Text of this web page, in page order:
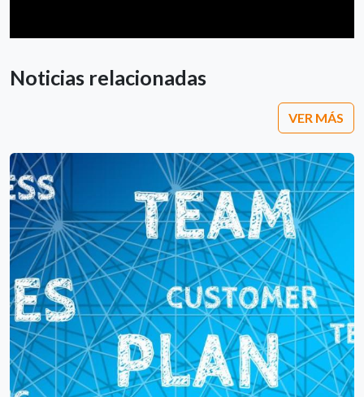
Noticias relacionadas
VER MÁS